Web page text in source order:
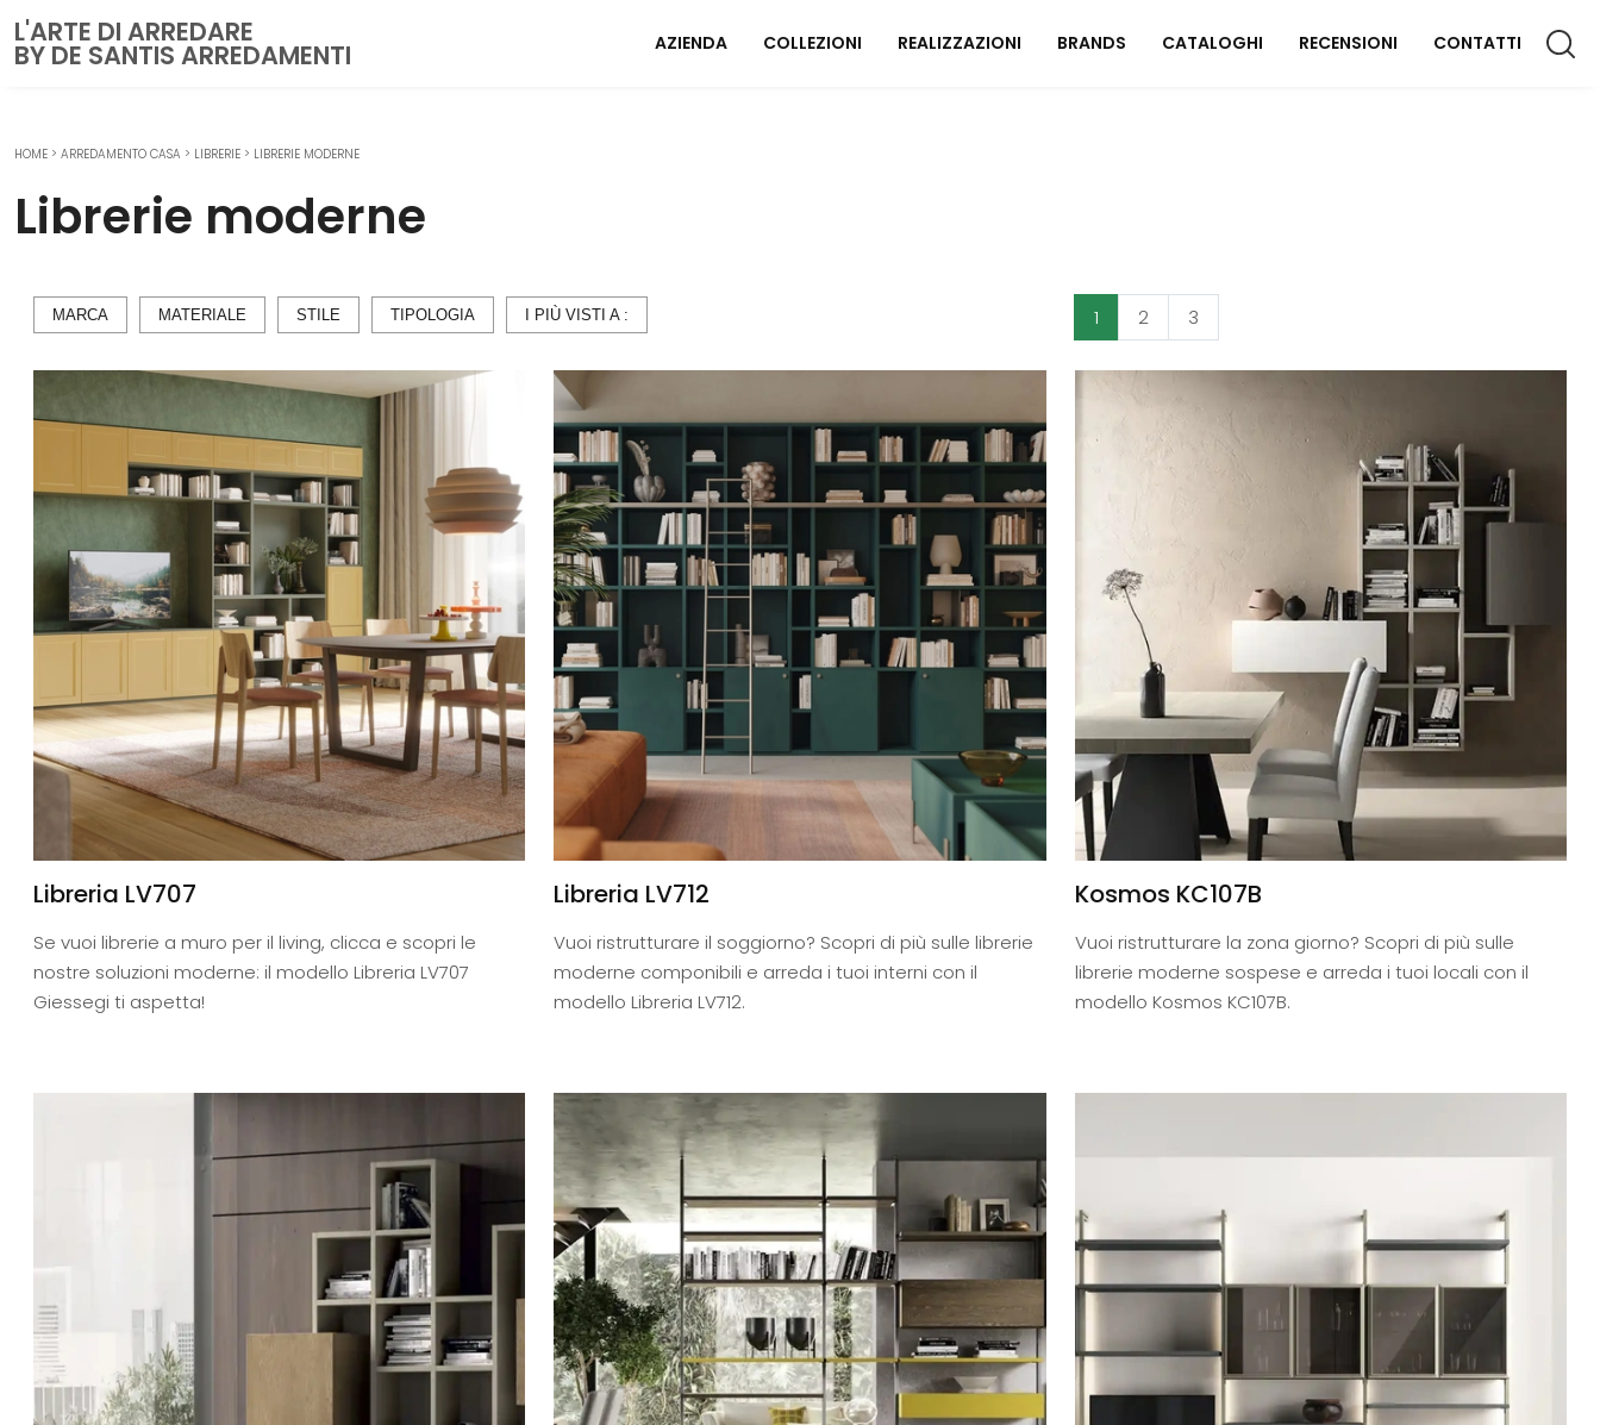
L'ARTE DI ARREDARE
BY DE SANTIS ARREDAMENTI AZIENDA COLLEZIONI
CUCINE
Cucine Moderne
Cucine Classiche
ZONA GIORNO
Librerie
Poltrone
Madie
Arredo Bagno
ZONA NOTTE
Letti
Comodini
Armadi
Camerette
Materassi
REALIZZAZIONI BRANDS CATALOGHI RECENSIONI CONTATTI
HOME > ARREDAMENTO CASA > LIBRERIE > LIBRERIE MODERNE
Librerie moderne
MARCA MATERIALE STILE TIPOLOGIA I PIÙ VISTI A : 1 2 3
Libreria LV707
Se vuoi librerie a muro per il living, clicca e scopri le
nostre soluzioni moderne: il modello Libreria LV707
Giessegi ti aspetta!
Libreria LV712
Vuoi ristrutturare il soggiorno? Scopri di più sulle librerie
moderne componibili e arreda i tuoi interni con il
modello Libreria LV712.
Kosmos KC107B
Vuoi ristrutturare la zona giorno? Scopri di più sulle
librerie moderne sospese e arreda i tuoi locali con il
modello Kosmos KC107B.